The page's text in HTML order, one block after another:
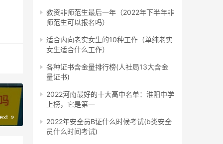
。
教资非师范生最后一年（2022年下半年非
师范生可以报名吗）
适合内向老实女生的10种工作（单纯老实
女生适合什么工作）
各种证书含金量排行榜(人社局13大含金
量证书)
2022河南最好的十大高中名单：淮阳中学
上榜，它是第一
2022年安全员B证什么时候考试(b类安全
员什么时间考试)